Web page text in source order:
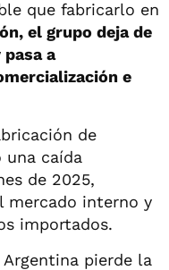
que fabricarlo en
el grupo deja de
a
e
de
una caída
de 2025,
mercado interno y
importados.
pierde la